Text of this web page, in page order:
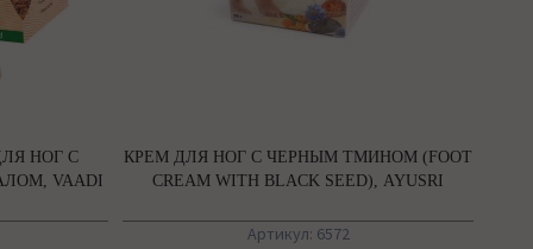
НОГ С
VAADI
КРЕМ ДЛЯ НОГ С ЧЕРНЫМ ТМИНОМ (FOOT
CREAM WITH BLACK SEED), AYUSRI
Артикул: 6572